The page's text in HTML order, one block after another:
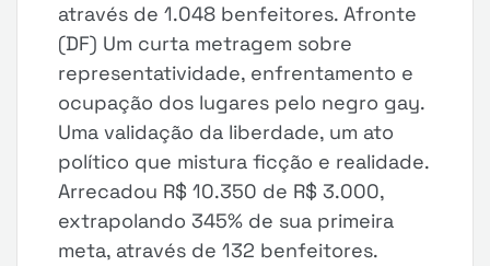
através de 1.048 benfeitores. Afronte
(DF) Um curta metragem sobre
representatividade, enfrentamento e
ocupação dos lugares pelo negro gay.
Uma validação da liberdade, um ato
político que mistura ficção e realidade.
Arrecadou R$ 10.350 de R$ 3.000,
extrapolando 345% de sua primeira
meta, através de 132 benfeitores.